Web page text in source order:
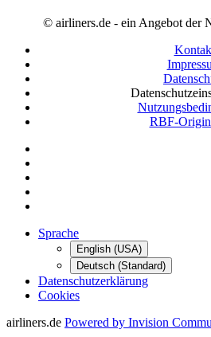
© airliners.de - ein Angebot der
RBF-
Sprache
English (USA)
Deutsch (Standard)
Datenschutzerklärung
Cookies
airliners.de Powered by Invision